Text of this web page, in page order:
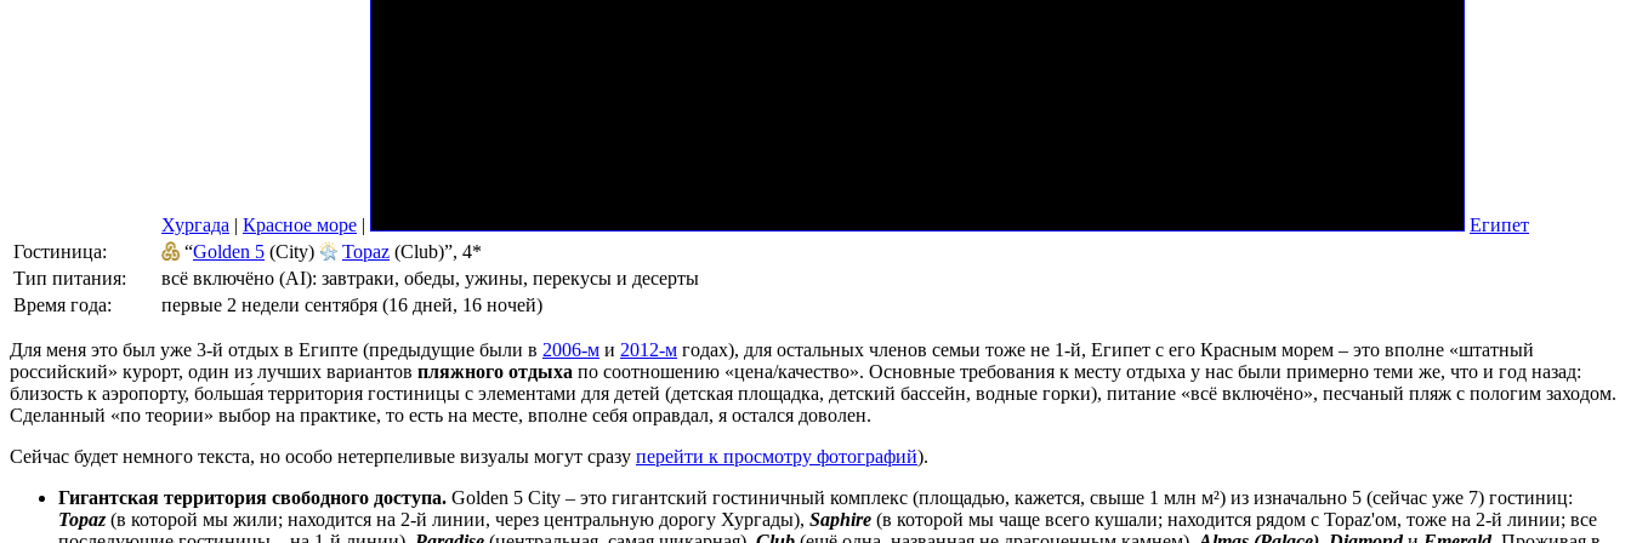
Хургада | Красное море |
Египет
Гостиница:
“Golden 5 (City) Topaz (Club)”, 4*
Тип питания:
всё включёно (AI): завтраки, обеды, ужины, перекусы и десерты
Время года:
первые 2 недели сентября (16 дней, 16 ночей)
Для меня это был уже 3-й отдых в Египте (предыдущие были в 2006-м и 2012-м годах), для остальных членов семьи тоже не 1-й, Египет с его Красным морем – это вполне «штатный
российский» курорт, один из лучших вариантов пляжного отдыха по соотношению «цена/качество». Основные требования к месту отдыха у нас были примерно теми же, что и год назад:
близость к аэропорту, больша́я территория гостиницы с элементами для детей (детская площадка, детский бассейн, водные горки), питание «всё включёно», песчаный пляж с пологим заходом.
Сделанный «по теории» выбор на практике, то есть на месте, вполне себя оправдал, я остался доволен.
Сейчас будет немного текста, но особо нетерпеливые визуалы могут сразу перейти к просмотру фотографий).
Гигантская территория свободного доступа. Golden 5 City – это гигантский гостиничный комплекс (площадью, кажется, свыше 1 млн м²) из изначально 5 (сейчас уже 7) гостиниц:
Topaz (в которой мы жили; находится на 2-й линии, через центральную дорогу Хургады), Saphire (в которой мы чаще всего кушали; находится рядом с Topaz'ом, тоже на 2-й линии; все